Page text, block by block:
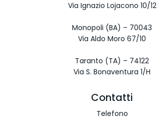
Via Ignazio Lojacono 10/12
Monopoli (BA) – 70043
Via Aldo Moro 67/10
Taranto (TA) – 74122
Via S. Bonaventura 1/H
Contatti
Telefono